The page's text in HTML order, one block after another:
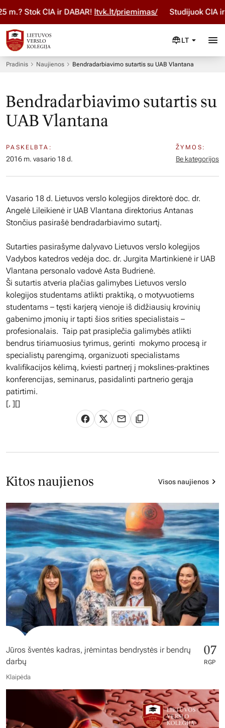
Stok ČIA ir DABAR!ltvk.lt/priemimas/ Studijuok ČIA ir
LT
Pradinis Naujienos Bendradarbiavimo sutartis su UAB Vlantana
Bendradarbiavimo sutartis su
UAB Vlantana
PASKELBTA:
2016 m. vasario 18 d.
ŽYMOS:
Be kategorijos
Vasario 18 d. Lietuvos verslo kolegijos direktorė doc. dr.
Angelė Lileikienė ir UAB Vlantana direktorius Antanas
Stončius pasirašė bendradarbiavimo sutartį.
Sutarties pasirašyme dalyvavo Lietuvos verslo kolegijos
Vadybos katedros vedėja doc. dr. Jurgita Martinkienė ir UAB
Vlantana personalo vadovė Asta Budrienė.
Ši sutartis atveria plačias galimybes Lietuvos verslo
kolegijos studentams atlikti praktiką, o motyvuotiems
studentams – tęsti karjerą vienoje iš didžiausių krovinių
gabenimo įmonių ir tapti šios srities specialistais –
profesionalais. Taip pat prasiplečia galimybės atlikti
bendrus tiriamuosius tyrimus, gerinti mokymo procesą ir
specialistų parengimą, organizuoti specialistams
kvalifikacijos kėlimą, kviesti partnerį į mokslines-praktines
konferencijas, seminarus, pasidalinti partnerio gerąja
patirtimi.
[, ][]
Kitos naujienos Visos naujienos
Jūros šventės kadras, įrėmintas bendrystės ir bendrų
darbų
07
RGP
Klaipėda